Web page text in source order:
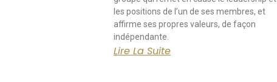
les positions de l’un de ses membres, et
affirme ses propres valeurs, de façon
indépendante.
Lire La Suite